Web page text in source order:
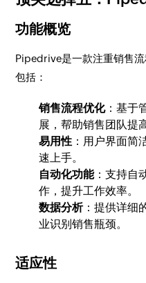
功能概览
Pipedrive是一款注重销售
包括：
销售流程优化：基于
展，帮助销售团队提
易用性 ：用户界面简
速上手。
自动化功能：支持自
作，提升工作效率。
数据分析：提供详细
业识别销售瓶颈。
适应性